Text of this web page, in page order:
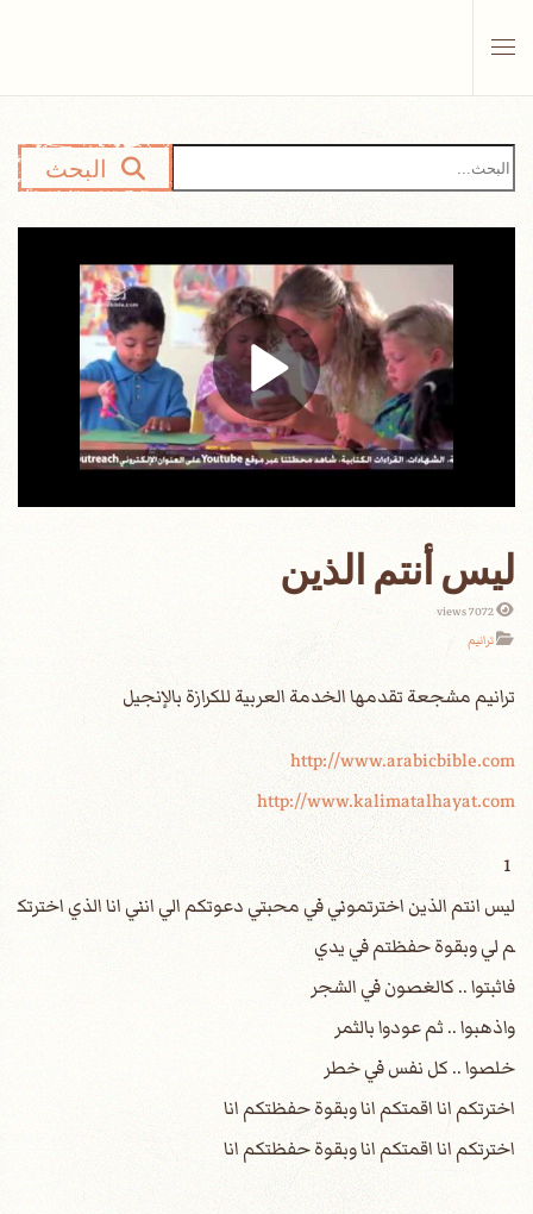
البحث
ليس أنتم الذين
7072 views
ترانيم
http://www.arabicbible.com
http://www.kalimatalhayat.com
ليس انتم الذين اخترتموني في محبتي دعوتكم الي انني انا الذي اخترتك
م لي وبقوة حفظتم في يدي
فاثبتوا .. كالغصون في الشجر
واذهبوا .. ثم عودوا بالثمر
خلصوا .. كل نفس في خطر
اخترتكم انا اقمتكم انا وبقوة حفظتكم انا
اخترتكم انا اقمتكم انا وبقوة حفظتكم انا